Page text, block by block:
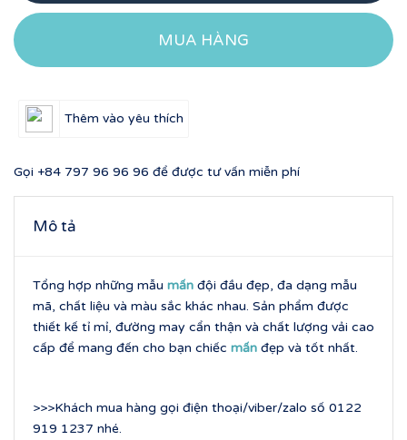
MUA HÀNG
Thêm vào yêu thích
Gọi +84 797 96 96 96 để được tư vấn miễn phí
Mô tả
Tổng hợp những mẫu mấn đội đầu đẹp, đa dạng mẫu
mã, chất liệu và màu sắc khác nhau. Sản phẩm được
thiết kế tỉ mỉ, đường may cẩn thận và chất lượng vải cao
cấp để mang đến cho bạn chiếc mấn đẹp và tốt nhất.
>>>Khách mua hàng gọi điện thoại/viber/zalo số 0122
919 1237 nhé.